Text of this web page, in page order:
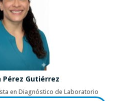
Pérez Gutiérrez
en Diagnóstico de Laboratorio